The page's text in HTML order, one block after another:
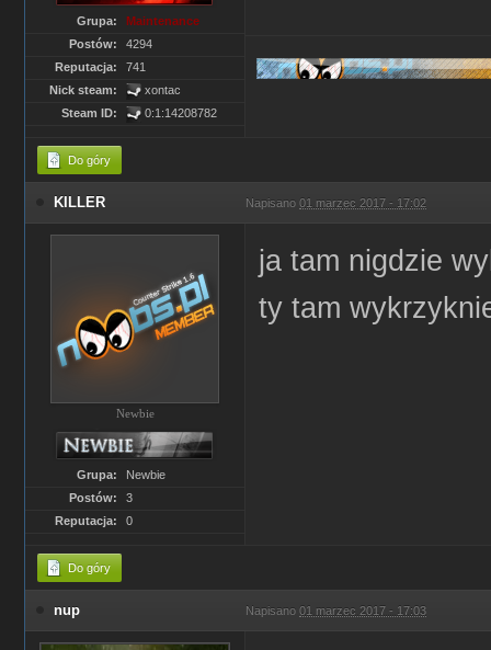
Grupa:
Maintenance
Postów:
4294
Reputacja:
741
Nick steam:
xontac
Steam ID:
0:1:14208782
Do góry
KILLER Napisano 01 marzec 2017 - 17:02
Newbie
Grupa:
Newbie
Postów:
3
Reputacja:
0
ja tam nigdzie
ty tam
Do góry
nup Napisano 01 marzec 2017 - 17:03